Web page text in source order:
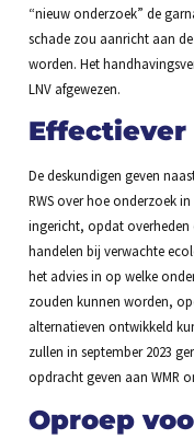
“nieuw onderzoek” de
schade zou aanricht aan
worden. Het
LNV afgewezen.
Effectiever
De deskundigen geven
RWS over hoe onderzoek
ingericht, opdat overheden
handelen bij verwachte
het advies in op welke
zouden kunnen worden,
alternatieven ontwikkeld
zullen in september 2023
opdracht geven aan WMR
Oproep